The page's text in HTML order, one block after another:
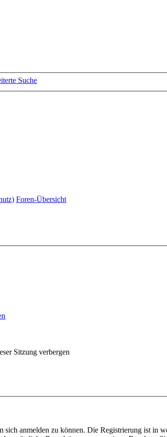
Suche
Foren-Übersicht
Sitzung verbergen
sich anmelden zu können. Die Registrierung ist